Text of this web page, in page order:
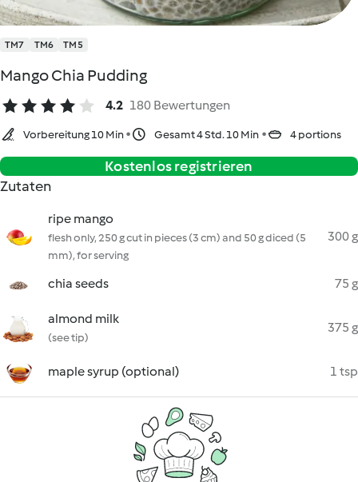
TM7 TM6 TM5
Mango Chia Pudding
4.2 180 Bewertungen
Vorbereitung 10 Min Gesamt 4 Std. 10 Min 4 portions
Kostenlos registrieren
Zutaten
ripe mango
flesh only, 250 g cut in pieces (3 cm) and 50 g diced (5
mm), for serving
300 g
chia seeds 75 g
almond milk
(see tip)
375 g
maple syrup (optional) 1 tsp